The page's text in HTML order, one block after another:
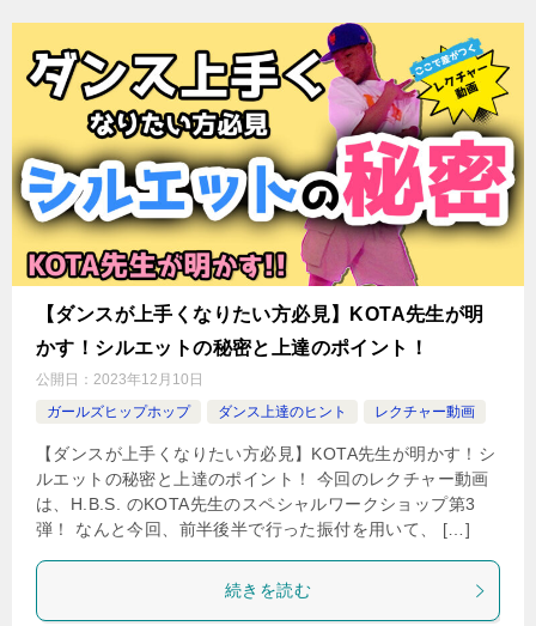
【ダンスが上手くなりたい方必見】KOTA先生が明
かす！シルエットの秘密と上達のポイント！
公開日： 2023年12月10日
ガールズヒップホップ
ダンス上達のヒント レクチャー動画
【ダンスが上手くなりたい方必見】KOTA先生が明かす！シ
ルエットの秘密と上達のポイント！ 今回のレクチャー動画
は、H.B.S. のKOTA先生のスペシャルワークショップ第3
弾！ なんと今回、前半後半で行った振付を用いて、 […]
続きを読む